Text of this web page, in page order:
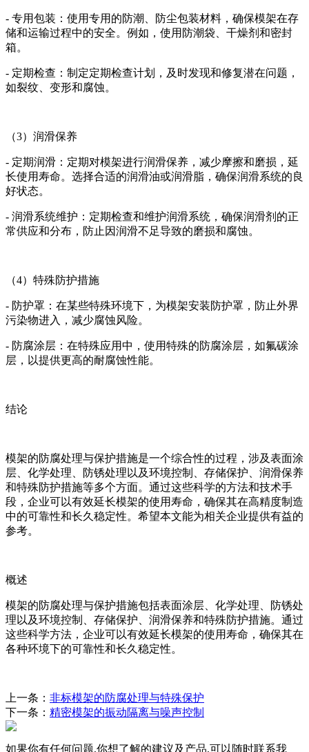
- 专用包装：使用专用的防潮、防尘包装材料，确保模架在存
储和运输过程中的安全。例如，使用防潮袋、干燥剂和密封
箱。
- 定期检查：制定定期检查计划，及时发现和修复潜在问题，
如裂纹、变形和腐蚀。
（3）润滑保养
- 定期润滑：定期对模架进行润滑保养，减少摩擦和磨损，延
长使用寿命。选择合适的润滑油或润滑脂，确保润滑系统的良
好状态。
- 润滑系统维护：定期检查和维护润滑系统，确保润滑剂的正
常供应和分布，防止因润滑不足导致的磨损和腐蚀。
（4）特殊防护措施
- 防护罩：在某些特殊环境下，为模架安装防护罩，防止外界
污染物进入，减少腐蚀风险。
- 防腐涂层：在特殊应用中，使用特殊的防腐涂层，如氟碳涂
层，以提供更高的耐腐蚀性能。
结论
模架的防腐处理与保护措施是一个综合性的过程，涉及表面涂
层、化学处理、防锈处理以及环境控制、存储保护、润滑保养
和特殊防护措施等多个方面。通过这些科学的方法和技术手
段，企业可以有效延长模架的使用寿命，确保其在高精度制造
中的可靠性和长久稳定性。希望本文能为相关企业提供有益的
参考。
概述
模架的防腐处理与保护措施包括表面涂层、化学处理、防锈处
理以及环境控制、存储保护、润滑保养和特殊防护措施。通过
这些科学方法，企业可以有效延长模架的使用寿命，确保其在
各种环境下的可靠性和长久稳定性。
上一条： 非标模架的防腐处理与特殊保护
下一条： 精密模架的振动隔离与噪声控制
如果你有任何问题,你想了解的建议及产品,可以随时联系我